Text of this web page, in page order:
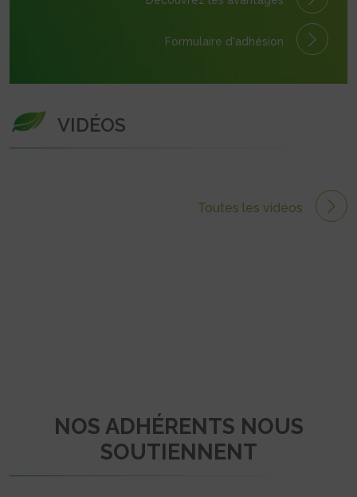
Formulaire d'adhésion
VIDÉOS
Toutes les vidéos
NOS ADHÉRENTS NOUS
SOUTIENNENT